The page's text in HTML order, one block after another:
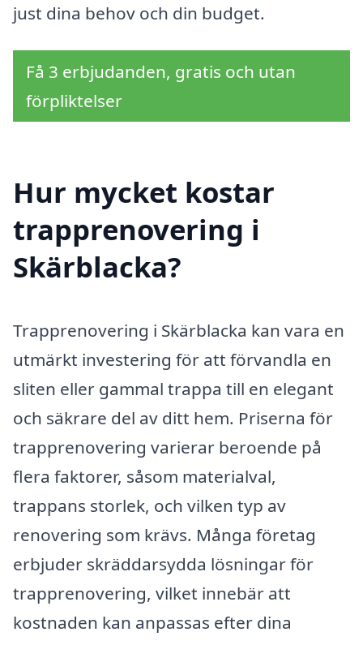
just dina behov och din budget.
Få 3 erbjudanden, gratis och utan
förpliktelser
Hur mycket kostar
trapprenovering i
Skärblacka?
Trapprenovering i Skärblacka kan vara en
utmärkt investering för att förvandla en
sliten eller gammal trappa till en elegant
och säkrare del av ditt hem. Priserna för
trapprenovering varierar beroende på
flera faktorer, såsom materialval,
trappans storlek, och vilken typ av
renovering som krävs. Många företag
erbjuder skräddarsydda lösningar för
trapprenovering, vilket innebär att
kostnaden kan anpassas efter dina